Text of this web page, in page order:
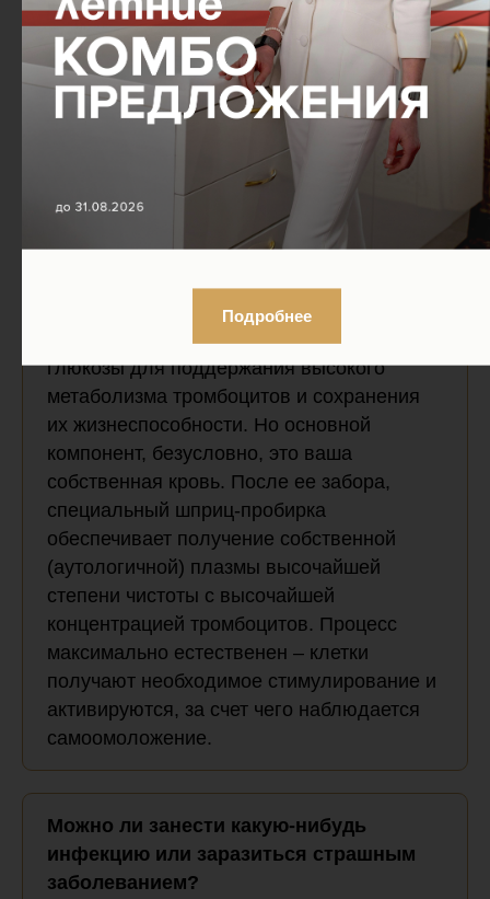
Часто задаваемые вопросы
В процедуре используется только моя
кровь и все?
Кровь имеет свойство очень быстро
сворачиваться, поэтому помимо мы
применяем еще и антикоагулянт на
основе цитрата натрия с содержанием
глюкозы для поддержания высокого
метаболизма тромбоцитов и сохранения
их жизнеспособности. Но основной
компонент, безусловно, это ваша
собственная кровь. После ее забора,
специальный шприц-пробирка
обеспечивает получение собственной
(аутологичной) плазмы высочайшей
степени чистоты с высочайшей
концентрацией тромбоцитов. Процесс
максимально естественен – клетки
получают необходимое стимулирование и
активируются, за счет чего наблюдается
самоомоложение.
Можно ли занести какую-нибудь
инфекцию или заразиться страшным
заболеванием?
Подробнее